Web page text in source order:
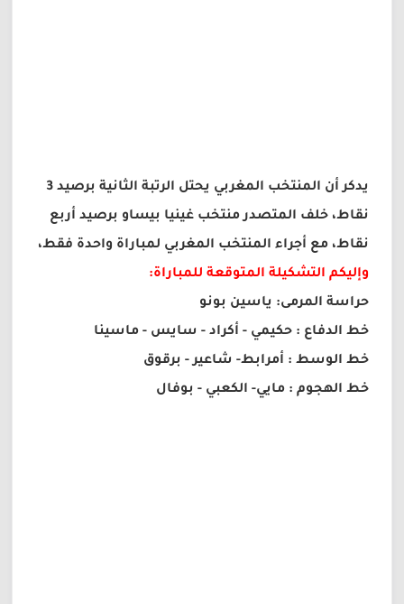
يدكر أن المنتخب المغربي يحتل الرتبة الثانية برصيد 3
نقاط، خلف المتصدر منتخب غينيا بيساو برصيد أربع
نقاط، مع أجراء المنتخب المغربي لمباراة واحدة فقط،
وإليكم التشكيلة المتوقعة للمباراة:
حراسة المرمى: ياسين بونو
خط الدفاع : حكيمي - أكراد - سايس - ماسينا
خط الوسط : أمرابط- شاعير - برقوق
خط الهجوم : مايي- الكعبي - بوفال